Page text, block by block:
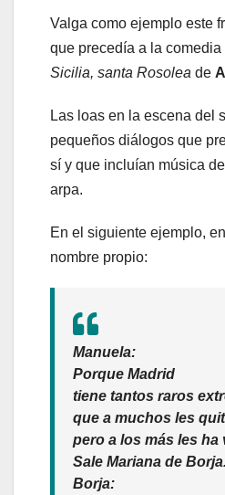
Valga como ejemplo este
que precedía a la comedia
Sicilia, santa Rosolea de
Las loas en la escena del
pequeños diálogos que
sí y que incluían música
arpa.
En el siguiente ejemplo,
nombre propio:
Manuela:
Porque Madrid
tiene tantos raros
que a muchos les
pero a los más les ha
Sale Mariana de Borja.
Borja: